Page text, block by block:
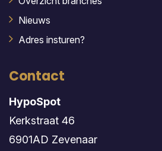
Nieuws
Adres insturen?
Contact
HypoSpot
Kerkstraat 46
6901AD Zevenaar